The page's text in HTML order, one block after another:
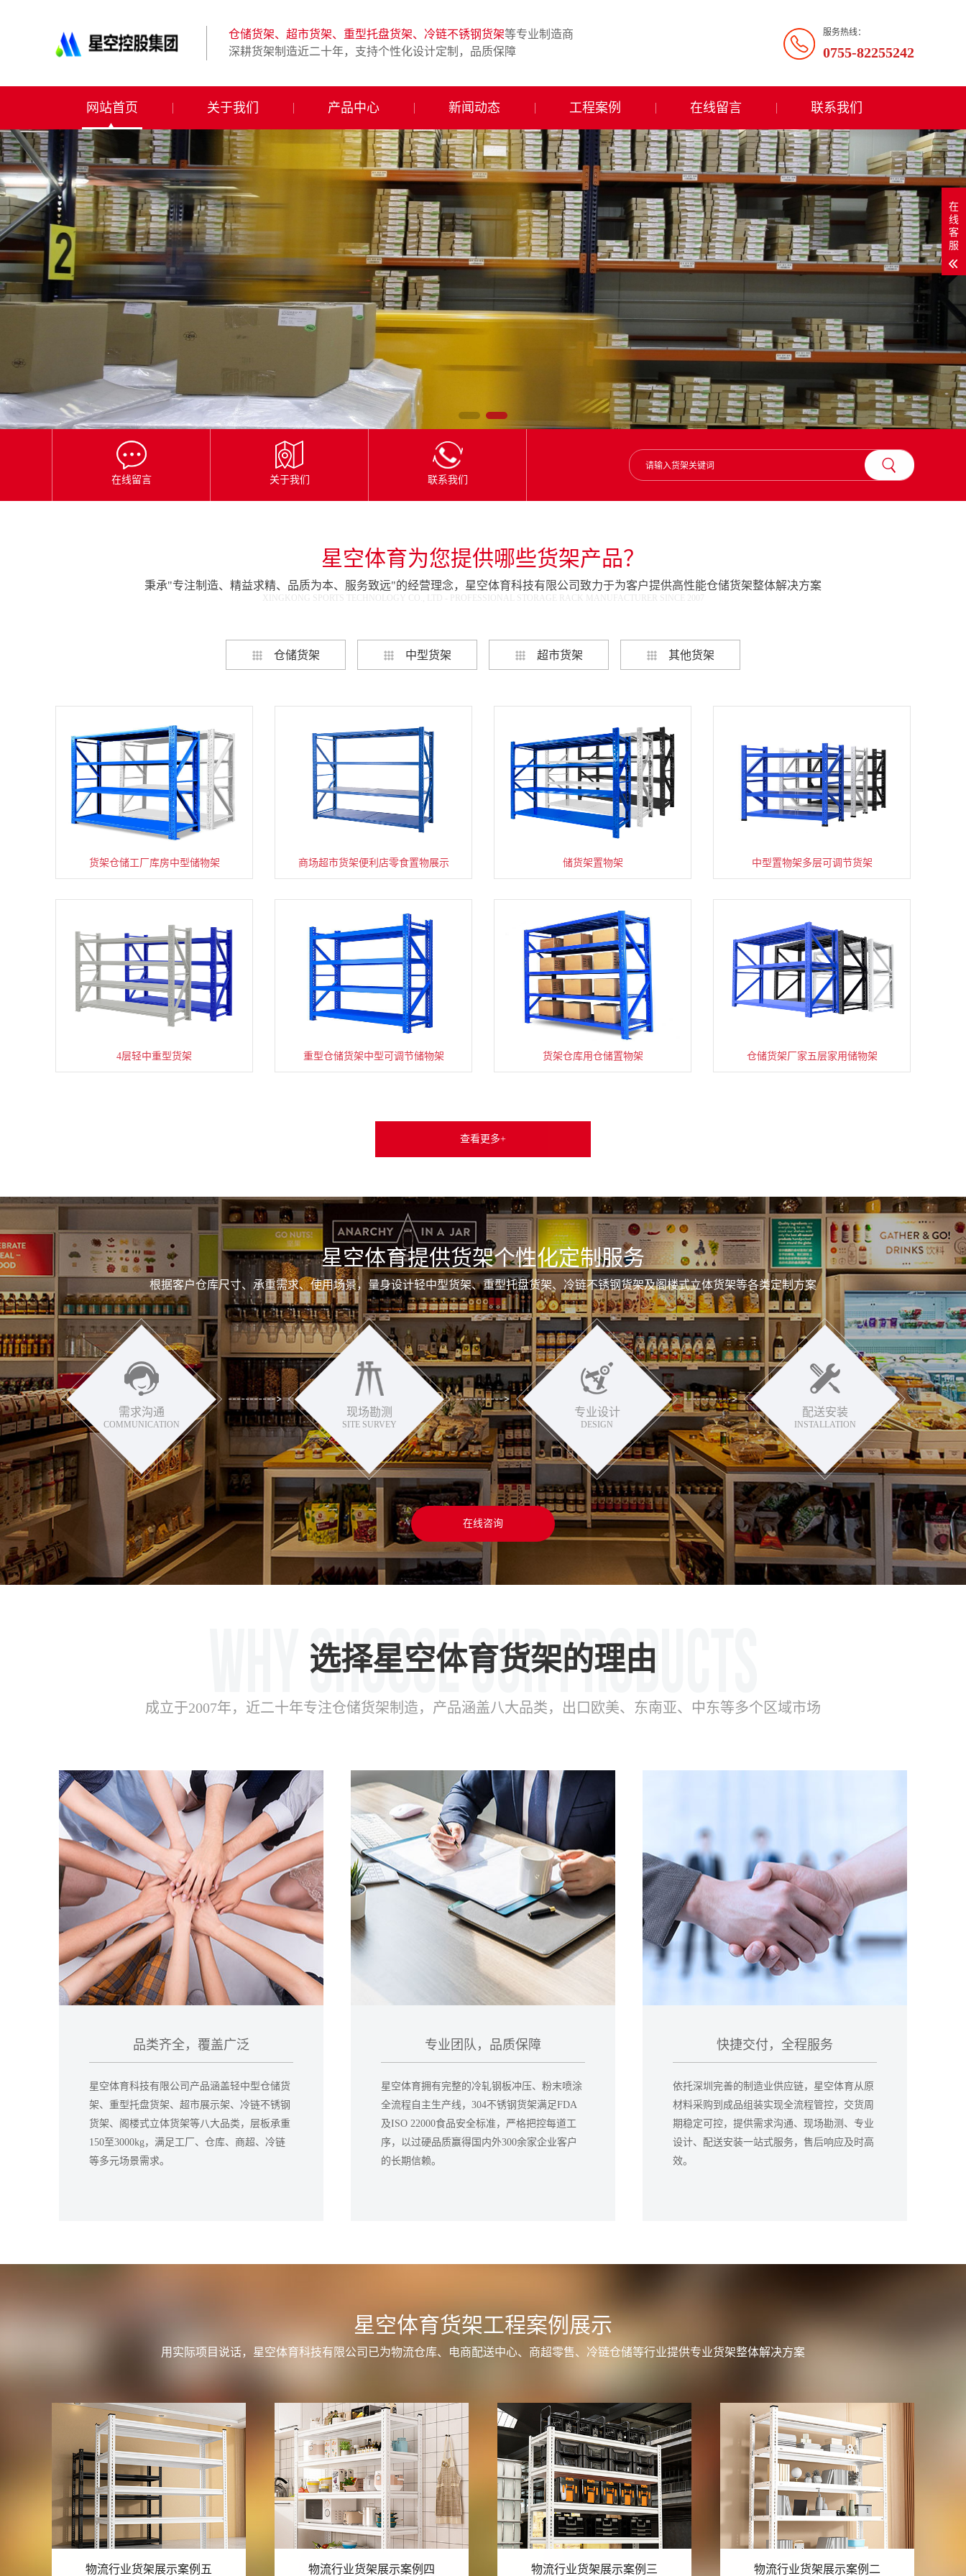
有
仓
储
货
架|
超
货
架|
重
型
货
架
制
造
网
服务热线：
0755-82255242
仓储货架、超市货架、重型托盘货架、冷链不锈钢货架等专业制造商
深耕货架制造近二十年，支持个性化设计定制，品质保障
网站首页 关于我们 产品中心 新闻动态 工程案例 在线留言 联系我们
在线留言 关于我们 联系我们
星空体育为您提供哪些货架产品？
秉承"专注制造、精益求精、品质为本、服务致远"的经营理念，星空体育科技有限公司致力于为客户提供高性能仓储货架整体解决方案
XINGKONG SPORTS TECHNOLOGY CO., LTD - PROFESSIONAL STORAGE RACK MANUFACTURER SINCE 2007
仓储货架 中型货架 超市货架 其他货架
货架仓储工厂库房中型储物架 商场超市货架便利店零食置物展示 储货架置物架 中型置物架多层可调节货架
4层轻中重型货架 重型仓储货架中型可调节储物架 货架仓库用仓储置物架 仓储货架厂家五层家用储物架
家用货架置物架多层阳台收纳 速装货架多层置物架 超市零食储物架快递货物架 货架仓库用仓储置物架四层展示架
查看更多+
星空体育提供货架个性化定制服务
根据客户仓库尺寸、承重需求、使用场景，量身设计轻中型货架、重型托盘货架、冷链不锈钢货架及阁楼式立体货架等各类定制方案
需求沟通
COMMUNICATION
现场勘测
SITE SURVEY
专业设计
DESIGN
配送安装
INSTALLATION
在线咨询
选择星空体育货架的理由
成立于2007年，近二十年专注仓储货架制造，产品涵盖八大品类，出口欧美、东南亚、中东等多个区域市场
品类齐全，覆盖广泛
星空体育科技有限公司产品涵盖轻中型仓储货
架、重型托盘货架、超市展示架、冷链不锈钢
货架、阁楼式立体货架等八大品类，层板承重
150至3000kg，满足工厂、仓库、商超、冷链
等多元场景需求。
专业团队，品质保障
星空体育拥有完整的冷轧钢板冲压、粉末喷涂
全流程自主生产线，304不锈钢货架满足FDA
及ISO 22000食品安全标准，严格把控每道工
序，以过硬品质赢得国内外300余家企业客户
的长期信赖。
快捷交付，全程服务
依托深圳完善的制造业供应链，星空体育从原
材料采购到成品组装实现全流程管控，交货周
期稳定可控，提供需求沟通、现场勘测、专业
设计、配送安装一站式服务，售后响应及时高
效。
星空体育货架工程案例展示
用实际项目说话，星空体育科技有限公司已为物流仓库、电商配送中心、商超零售、冷链仓储等行业提供专业货架整体解决方案
物流行业货架展示案例四 物流行业货架展示案例三 物流行业货架展示案例二 物流行业货架展示案例一
在
线
客
服